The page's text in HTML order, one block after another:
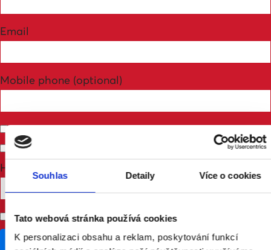
Souhlas Detaily Více o cookies
Tato webová stránka používá cookies
K personalizaci obsahu a reklam, poskytování funkcí
Email
Mobile phone (optional)
Send me email updates
Send me text messages
How many other people are you bringing?
Don't publish my RSVP on the website